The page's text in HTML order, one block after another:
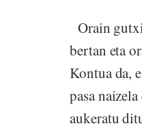
Orain
bertan eta
Kontua da,
pasa
aukeratu